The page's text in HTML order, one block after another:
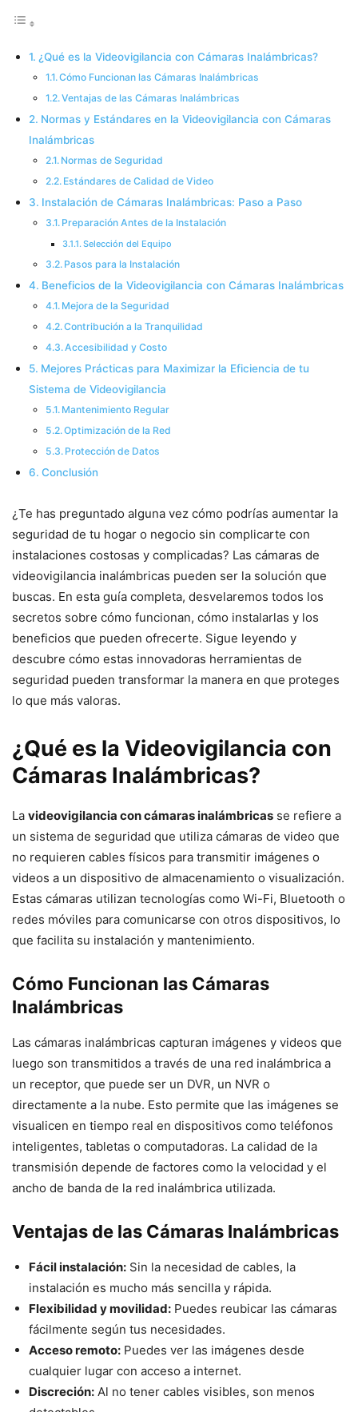
¿Qué es la Videovigilancia con Cámaras Inalámbricas?
Cómo Funcionan las Cámaras Inalámbricas
Ventajas de las Cámaras Inalámbricas
Normas y Estándares en la Videovigilancia con Cámaras
Inalámbricas
Normas de Seguridad
Estándares de Calidad de Video
Instalación de Cámaras Inalámbricas: Paso a Paso
Preparación Antes de la Instalación
Selección del Equipo
Pasos para la Instalación
Beneficios de la Videovigilancia con Cámaras Inalámbricas
Mejora de la Seguridad
Contribución a la Tranquilidad
Accesibilidad y Costo
Mejores Prácticas para Maximizar la Eficiencia de tu
Sistema de Videovigilancia
Mantenimiento Regular
Optimización de la Red
Protección de Datos
Conclusión
¿Te has preguntado alguna vez cómo podrías aumentar la
seguridad de tu hogar o negocio sin complicarte con
instalaciones costosas y complicadas? Las cámaras de
videovigilancia inalámbricas pueden ser la solución que
buscas. En esta guía completa, desvelaremos todos los
secretos sobre cómo funcionan, cómo instalarlas y los
beneficios que pueden ofrecerte. Sigue leyendo y
descubre cómo estas innovadoras herramientas de
seguridad pueden transformar la manera en que proteges
lo que más valoras.
¿Qué es la Videovigilancia con
Cámaras Inalámbricas?
La videovigilancia con cámaras inalámbricas se refiere a
un sistema de seguridad que utiliza cámaras de video que
no requieren cables físicos para transmitir imágenes o
videos a un dispositivo de almacenamiento o visualización.
Estas cámaras utilizan tecnologías como Wi-Fi, Bluetooth o
redes móviles para comunicarse con otros dispositivos, lo
que facilita su instalación y mantenimiento.
Cómo Funcionan las Cámaras
Inalámbricas
Las cámaras inalámbricas capturan imágenes y videos que
luego son transmitidos a través de una red inalámbrica a
un receptor, que puede ser un DVR, un NVR o
directamente a la nube. Esto permite que las imágenes se
visualicen en tiempo real en dispositivos como teléfonos
inteligentes, tabletas o computadoras. La calidad de la
transmisión depende de factores como la velocidad y el
ancho de banda de la red inalámbrica utilizada.
Ventajas de las Cámaras Inalámbricas
Fácil instalación: Sin la necesidad de cables, la
instalación es mucho más sencilla y rápida.
Flexibilidad y movilidad: Puedes reubicar las cámaras
fácilmente según tus necesidades.
Acceso remoto: Puedes ver las imágenes desde
cualquier lugar con acceso a internet.
Discreción: Al no tener cables visibles, son menos